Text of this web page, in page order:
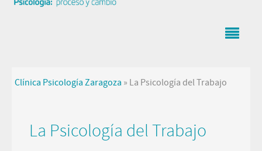
Clínica Psicología Zaragoza » La Psicología del Trabajo
La Psicología del Trabajo